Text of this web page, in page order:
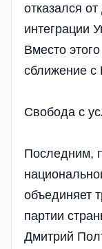
отказался
интеграции
Вместо
сближение с
Свобода с
Последним,
объединяет
партии
Дмитрий